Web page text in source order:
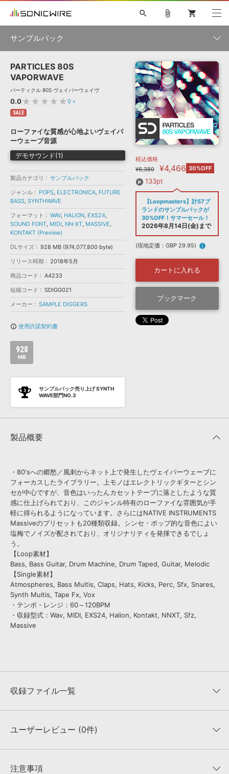
ソフト音源 »
プラグイン・エフェクト »
サンプルパック »
ソフトウェア／ツール »
DAW »
効果音 »
BGM »
キャンペーン »
特集 »
ニュースレター »
SONICWIREブログ »
製品サポート情報 »
DTMガイド »
FAQ »
お問い合わせ »
音楽カード
楽曲配信流通 サービス
無償のサウンド管理ソフト
次世代型 ボーカル・エディタ
APS
search
初音ミク NT 鏡音リン・レン V4X 巡音ルカ V4X
MEIKO V3
KAITO V3
TOONTRACK
SPITFIRE AUDIO
VIENNA
EZ DRUMMER 3
ライセンスフリーBGM
ボーカル抜き出し
DUBSTEP
MUTANT
ROUTER.FM
SONOCA
ソフト音源 プラグイン・エフェクト
ソフトウェア／ツール 効果音
attach_file shopping_cart
サンプルパック
製品一覧
ジャンル
フォーマット
ランキング
PARTICLES 80S
VAPORWAVE
パーティクル 80S ヴェイパーウェイヴ
0.0★★★★★0 »
SALE
ローファイな質感が心地よいヴェイパ
ーウェーブ音源
デモサウンド(1)
製品カテゴリ
サンプルパック
ジャンル
POPS, ELECTRONICA, FUTURE
BASS, SYNTHWAVE
フォーマット
WAV, HALION, EXS24,
SOUND FONT, MIDI, NN-XT, MASSIVE,
KONTAKT (Preview)
DLサイズ
928 MB (974,077,800 byte)
リリース時期
2018年5月
商品コード
A4233
短縮コード
SDIGG021
メーカー
SAMPLE DIGGERS
info_outline 使用許諾契約書
928
MB
サンプルパック売り上げ SYNTH
WAVE部門NO.3
税込価格
¥6,380
¥4,466 30%OFF
133pt
【Loopmasters】計57ブ
ランドのサンプルパックが
30%OFF！サマーセール！
2026年8月14日(金)まで
(現地定価：GBP 29.95) info
カートに入れる
ブックマーク
製品概要
・80'sへの郷愁／風刺からネット上で発生したヴェイパーウェーブに
フォーカスしたライブラリー。上モノはエレクトリックギターとシン
セが中心ですが、音色はいったんカセットテープに落としたような質
感に仕上げられており、このジャンル特有のローファイな雰囲気が手
軽に得られるようになっています。さらにはNATIVE INSTRUMENTS
Massiveのプリセットも20種類収録。シンセ・ポップ的な音色によい
塩梅でノイズが配されており、オリジナリティを発揮できるでしょ
う。
【Loop素材】
Bass, Bass Guitar, Drum Machine, Drum Taped, Guitar, Melodic
【Single素材】
Atmospheres, Bass Multis, Claps, Hats, Kicks, Perc, Sfx, Snares,
Synth Multis, Tape Fx, Vox
・テンポ・レンジ：60～120BPM
・収録型式：Wav, MIDI, EXS24, Halion, Kontakt, NNXT, Sfz,
Massive
収録ファイル一覧
収録ファイル一覧
ユーザーレビュー (0件)
★★★★★
注意事項